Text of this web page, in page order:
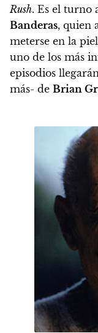
Rush. Es el turno
Banderas, quien
meterse en la
uno de los más
episodios
más- de Brian